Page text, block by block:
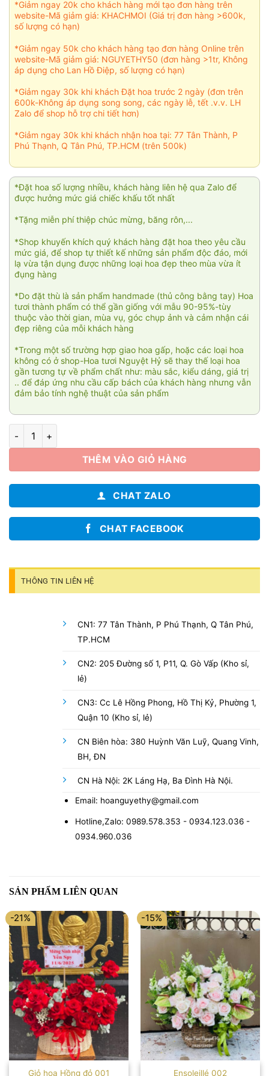
*Giảm ngay 20k cho khách hàng mới tạo đơn hàng trên
website-Mã giảm giá: KHACHMOI (Giá trị đơn hàng >600k,
số lượng có hạn)
*Giảm ngay 50k cho khách hàng tạo đơn hàng Online trên
website-Mã giảm giá: NGUYETHY50 (đơn hàng >1tr, Không
áp dụng cho Lan Hồ Điệp, số lượng có hạn)
*Giảm ngay 30k khi khách Đặt hoa trước 2 ngày (đơn trên
600k-Không áp dụng song song, các ngày lễ, tết .v.v. LH
Zalo để shop hỗ trợ chi tiết hơn)
*Giảm ngay 30k khi khách nhận hoa tại: 77 Tân Thành, P
Phú Thạnh, Q Tân Phú, TP.HCM (trên 500k)
*Đặt hoa số lượng nhiều, khách hàng liên hệ qua Zalo để
được hưởng mức giá chiếc khấu tốt nhất
*Tặng miễn phí thiệp chúc mừng, băng rôn,...
*Shop khuyến khích quý khách hàng đặt hoa theo yêu cầu
mức giá, để shop tự thiết kế những sản phẩm độc đáo, mới
lạ vừa tận dụng được những loại hoa đẹp theo mùa vừa ít
đụng hàng
*Do đặt thù là sản phẩm handmade (thủ công bằng tay) Hoa
tươi thành phẩm có thể gần giống với mẫu 90-95%-tùy
thuộc vào thời gian, mùa vụ, góc chụp ảnh và cảm nhận cái
đẹp riêng của mỗi khách hàng
*Trong một số trường hợp giao hoa gấp, hoặc các loại hoa
không có ở shop-Hoa tươi Nguyệt Hỷ sẽ thay thế loại hoa
gần tương tự về phẩm chất như: màu sắc, kiểu dáng, giá trị
.. để đáp ứng nhu cầu cấp bách của khách hàng nhưng vẫn
đảm bảo tính nghệ thuật của sản phẩm
Été brillant 003 số lượng
THÊM VÀO GIỎ HÀNG
CHAT ZALO
CHAT FACEBOOK
THÔNG TIN LIÊN HỆ
CN1: 77 Tân Thành, P Phú Thạnh, Q Tân Phú,
TP.HCM
CN2: 205 Đường số 1, P11, Q. Gò Vấp (Kho sỉ,
lẻ)
CN3: Cc Lê Hồng Phong, Hồ Thị Kỷ, Phường 1,
Quận 10 (Kho sỉ, lẻ)
CN Biên hòa: 380 Huỳnh Văn Luỹ, Quang Vinh,
BH, ĐN
CN Hà Nội: 2K Láng Hạ, Ba Đình Hà Nội.
Email: hoanguyethy@gmail.com
Hotline,Zalo: 0989.578.353 - 0934.123.036 -
0934.960.036
SẢN PHẨM LIÊN QUAN
-21%
Giỏ hoa Hồng đỏ 001
-15%
Ensoleillé 002